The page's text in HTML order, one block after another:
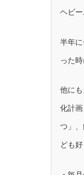
ヘビー
半年
った
他に
化計
つ」
ども好